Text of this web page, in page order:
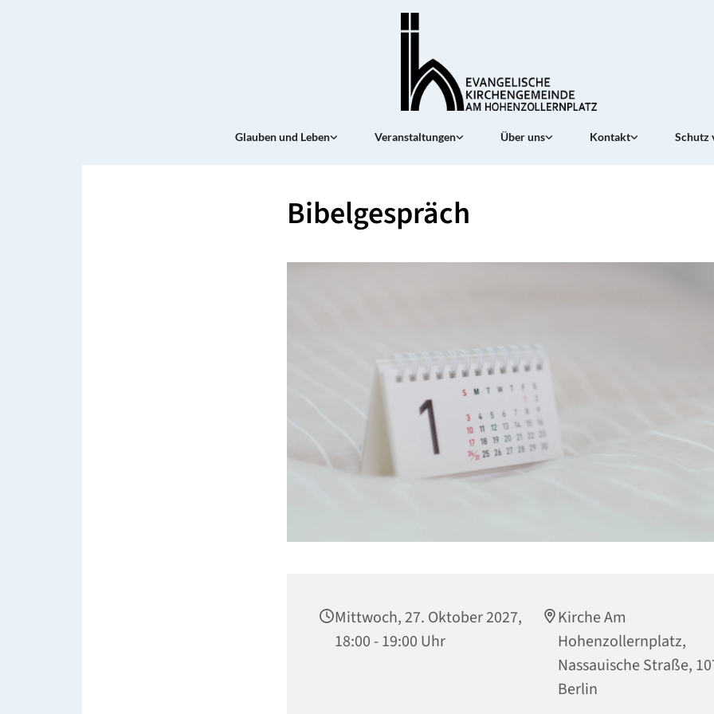
Glauben und Leben Veranstaltungen Über uns Kontakt Schutz
Bibelgespräch
Mittwoch, 27. Oktober 2027,
18:00 - 19:00 Uhr
Kirche Am
Hohenzollernplatz,
Nassauische Straße,
Berlin